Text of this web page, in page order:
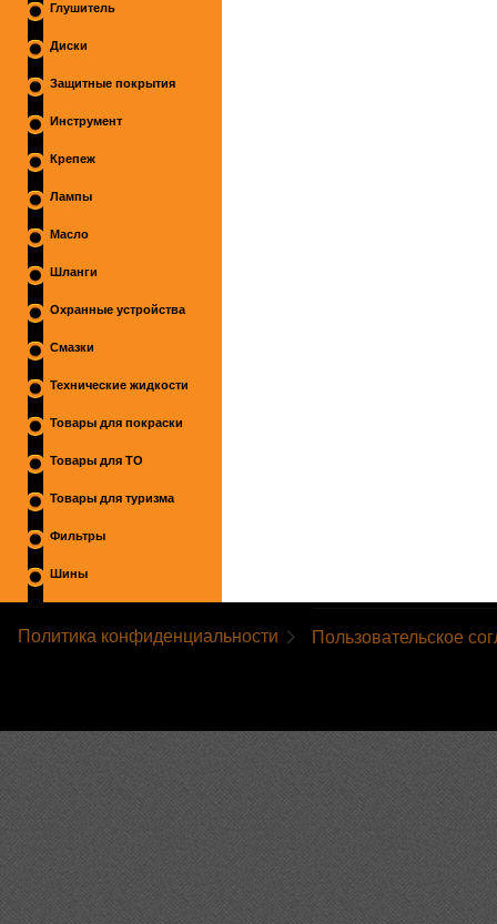
Глушитель
Диски
Защитные покрытия
Инструмент
Крепеж
Лампы
Масло
Шланги
Охранные устройства
Смазки
Технические жидкости
Товары для покраски
Товары для ТО
Товары для туризма
Фильтры
Шины
Политика конфиденциальности Пользовательское